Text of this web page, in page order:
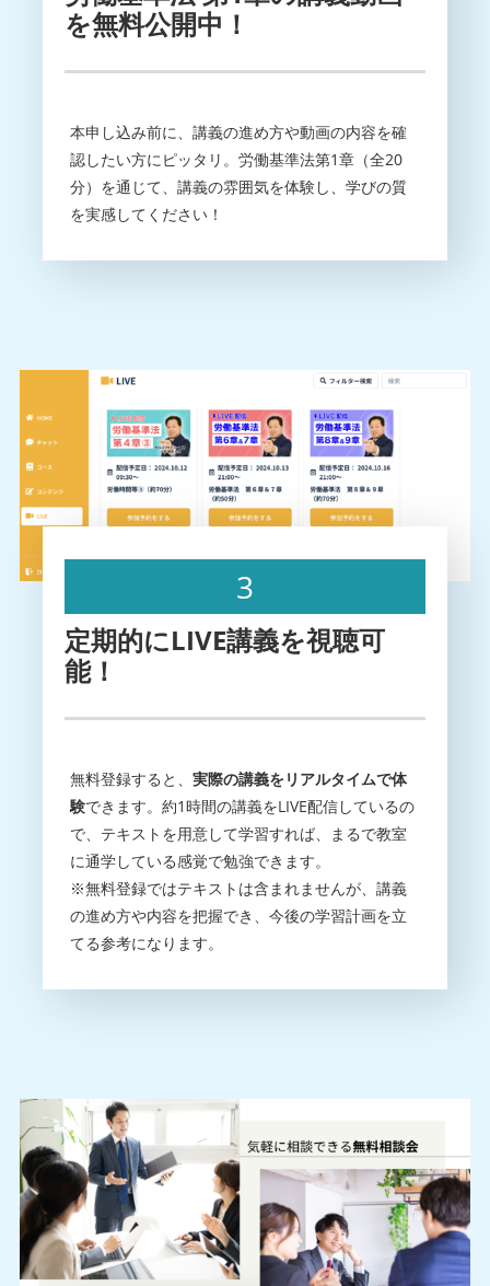
を無料公開中！
本申し込み前に、講義の進め方や動画の内容を確
認したい方にピッタリ。労働基準法第1章（全20
分）を通じて、講義の雰囲気を体験し、学びの質
を実感してください！
3
定期的にLIVE講義を視聴可
能！
無料登録すると、 実際の講義をリアルタイムで体
験できます。約1時間の講義をLIVE配信しているの
で、テキストを用意して学習すれば、まるで教室
に通学している感覚で勉強できます。
※無料登録ではテキストは含まれませんが、講義
の進め方や内容を把握でき、今後の学習計画を立
てる参考になります。